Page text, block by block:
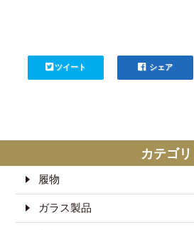
ツイート シェア
カテゴリ
履物
ガラス製品